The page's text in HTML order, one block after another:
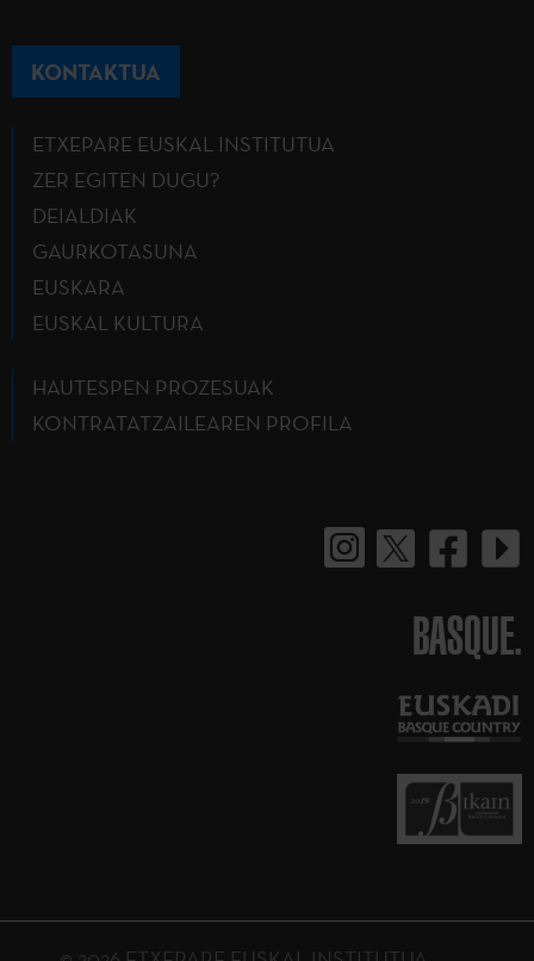
KONTAKTUA
ETXEPARE EUSKAL INSTITUTUA
ZER EGITEN DUGU?
DEIALDIAK
GAURKOTASUNA
EUSKARA
EUSKAL KULTURA
HAUTESPEN PROZESUAK
KONTRATATZAILEAREN PROFILA
BASQUE.